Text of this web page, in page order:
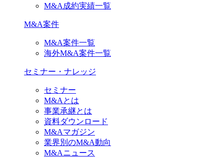
M&A成約実績一覧
M&A案件
M&A案件一覧
海外M&A案件一覧
セミナー・ナレッジ
セミナー
M&Aとは
事業承継とは
資料ダウンロード
M&Aマガジン
業界別のM&A動向
M&Aニュース